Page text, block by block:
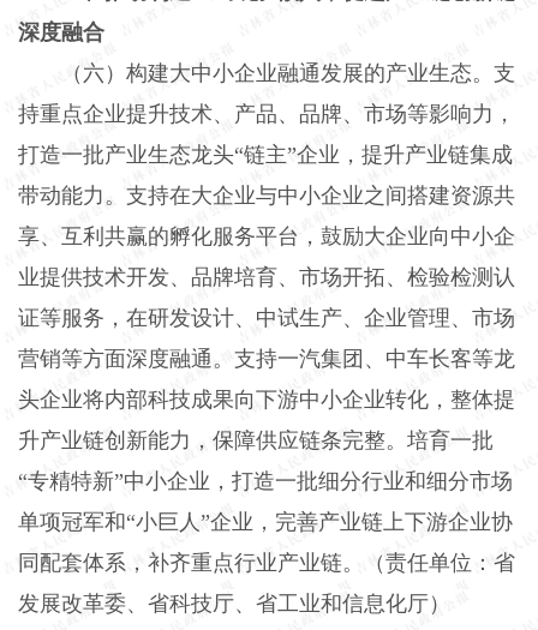
深度融合
（六）构建大中小企业融通发展的产业生态。支
持重点企业提升技术、产品、品牌、市场等影响力，
打造一批产业生态龙头“链主”企业，提升产业链集成
带动能力。支持在大企业与中小企业之间搭建资源共
享、互利共赢的孵化服务平台，鼓励大企业向中小企
业提供技术开发、品牌培育、市场开拓、检验检测认
证等服务，在研发设计、中试生产、企业管理、市场
营销等方面深度融通。支持一汽集团、中车长客等龙
头企业将内部科技成果向下游中小企业转化，整体提
升产业链创新能力，保障供应链条完整。培育一批
“专精特新”中小企业，打造一批细分行业和细分市场
单项冠军和“小巨人”企业，完善产业链上下游企业协
同配套体系，补齐重点行业产业链。（责任单位：省
发展改革委、省科技厅、省工业和信息化厅）